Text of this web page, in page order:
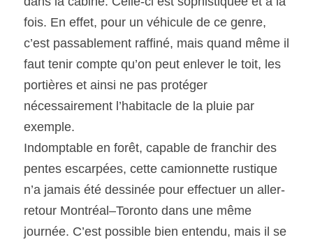
fois. En effet, pour un véhicule de ce genre,
c’est passablement raffiné, mais quand même il
faut tenir compte qu’on peut enlever le toit, les
portières et ainsi ne pas protéger
nécessairement l’habitacle de la pluie par
exemple.
Indomptable en forêt, capable de franchir des
pentes escarpées, cette camionnette rustique
n’a jamais été dessinée pour effectuer un aller-
retour Montréal–Toronto dans une même
journée. C’est possible bien entendu, mais il se